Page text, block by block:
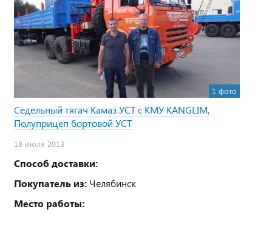
1 фото
Седельный тягач Камаз УСТ с КМУ KANGLIM,
Полуприцеп бортовой УСТ
18 июля 2013
Способ доставки:
Покупатель из: Челябинск
Место работы: